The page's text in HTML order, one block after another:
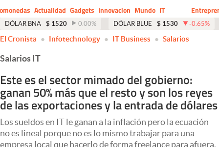
Economía y Política
Finanzas y Mercados
Mercados Online
Negocios
Columnistas
Apertura
Actualidad Gadgets Innovacion Mundo
CIO
IT
Business
DÓLAR BNA $ 1520 0.00% DÓLAR BLUE $ 1530 -0.65%
El Cronista Infotechnology IT Business Salarios
Salarios IT
Este es el sector mimado del gobierno:
ganan 50% más que el resto y son los reyes
de las exportaciones y la entrada de dólares
Los sueldos en IT le ganan a la inflación pero la ecuación
no es lineal porque no es lo mismo trabajar para una
empresa local que hacerlo de forma freelance para afuera.